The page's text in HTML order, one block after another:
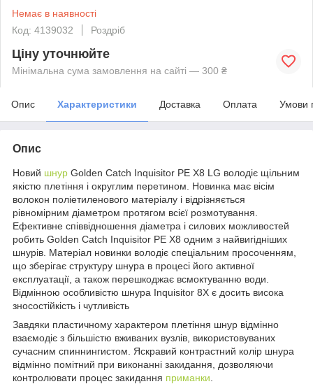
Немає в наявності
Код: 4139032
Роздріб
Ціну уточнюйте
Мінімальна сума замовлення на сайті — 300 ₴
Опис Характеристики Доставка Оплата Умови
Опис
Новий шнур Golden Catch Inquisitor PE X8 LG володіє щільним
якістю плетіння і округлим перетином. Новинка має вісім
волокон поліетиленового матеріалу і відрізняється
рівномірним діаметром протягом всієї розмотування.
Ефективне співвідношення діаметра і силових можливостей
робить Golden Catch Inquisitor PE X8 одним з найвигідніших
шнурів. Матеріал новинки володіє спеціальним просоченням,
що зберігає структуру шнура в процесі його активної
експлуатації, а також перешкоджає всмоктуванню води.
Відмінною особливістю шнура Inquisitor 8X є досить висока
зносостійкість і чутливість
Завдяки пластичному характером плетіння шнур відмінно
взаємодіє з більшістю вживаних вузлів, використовуваних
сучасним спиннингистом. Яскравий контрастний колір шнура
відмінно помітний при виконанні закидання, дозволяючи
контролювати процес закидання приманки